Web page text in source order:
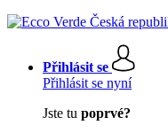
Přihlásit se
Přihlásit se nyní
Jste tu poprvé?